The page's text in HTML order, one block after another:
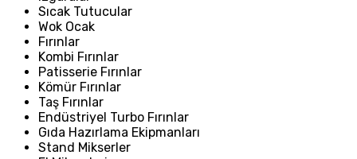
Sıcak Tutucular
Wok Ocak
Fırınlar
Kombi Fırınlar
Patisserie Fırınlar
Kömür Fırınlar
Taş Fırınlar
Endüstriyel Turbo Fırınlar
Gıda Hazırlama Ekipmanları
Stand Mikserler